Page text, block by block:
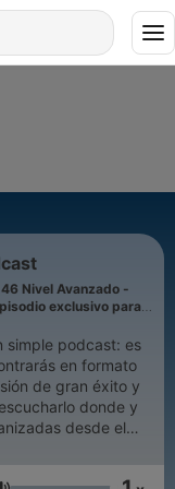
Nivel Avanzado -
exclusivo para
simple podcast: es
en formato
de gran éxito y
donde y
este curso te